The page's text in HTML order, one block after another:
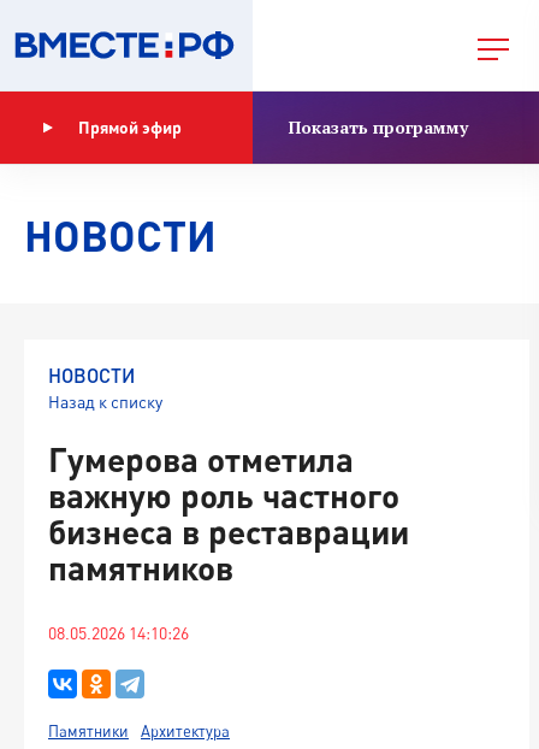
Прямой эфир Показать программу
НОВОСТИ
НОВОСТИ
Назад к списку
Гумерова отметила
важную роль частного
бизнеса в реставрации
памятников
08.05.2026 14:10:26
Памятники
Архитектура